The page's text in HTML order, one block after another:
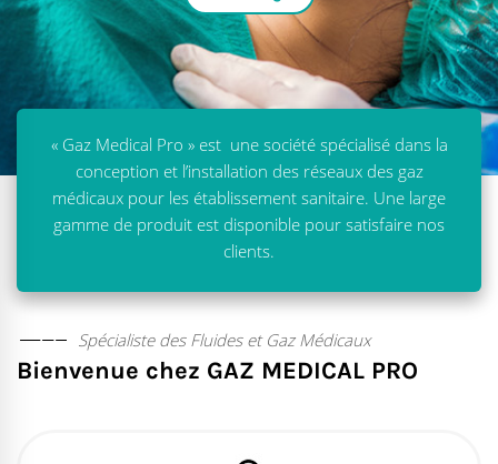
« Gaz Medical Pro » est une société spécialisé dans la
conception et l’installation des réseaux des gaz
médicaux pour les établissement sanitaire. Une large
gamme de produit est disponible pour satisfaire nos
clients.
Spécialiste des Fluides et Gaz Médicaux
Bienvenue chez GAZ MEDICAL PRO